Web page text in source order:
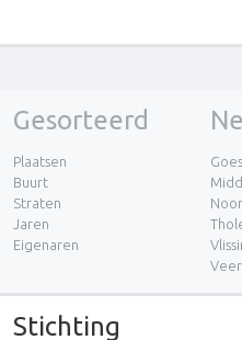
Gesorteerd
Plaatsen
Buurt
Straten
Jaren
Eigenaren
Goes
Stichting